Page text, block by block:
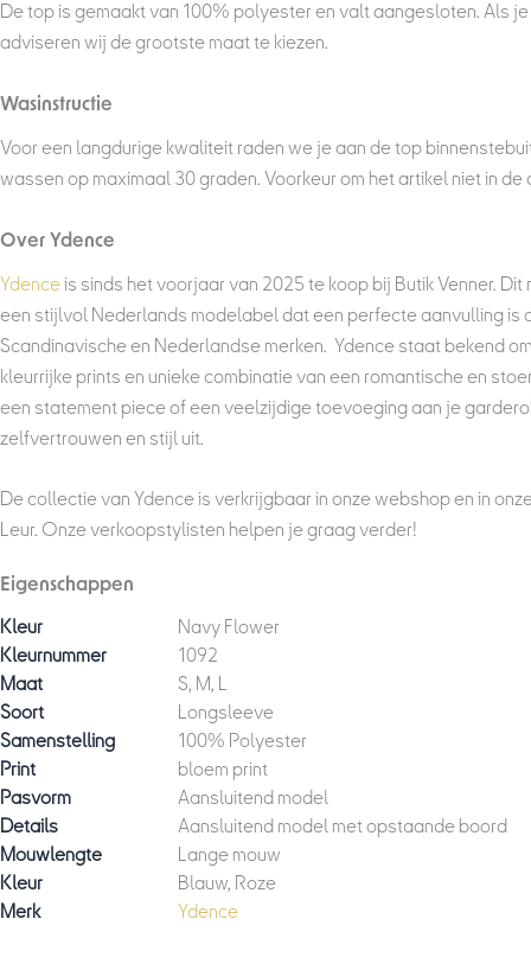
De top is gemaakt van 100% polyester en valt aangesloten. Als
adviseren wij de grootste maat te kiezen.
Wasinstructie
Voor een langdurige kwaliteit raden we je aan de top
wassen op maximaal 30 graden. Voorkeur om het artikel niet in de
Over Ydence
Ydenceis sinds het voorjaar van 2025 te koop bij Butik Venner. Dit
een stijlvol Nederlands modelabel dat een perfecte aanvulling is
Scandinavische en Nederlandse merken. Ydence staat bekend
kleurrijke prints en unieke combinatie van een romantische en
een statement piece of een veelzijdige toevoeging aan je
zelfvertrouwen en stijl uit.
De collectie van Ydence is verkrijgbaar in onze webshop en in
Leur. Onze verkoopstylisten helpen je graag verder!
Eigenschappen
Kleur
Navy Flower
Kleurnummer
1092
Maat
S, M, L
Soort
Longsleeve
Samenstelling
100% Polyester
Print
bloem print
Pasvorm
Aansluitend model
Details
Aansluitend model met opstaande boord
Mouwlengte
Lange mouw
Kleur
Blauw, Roze
Merk
Ydence